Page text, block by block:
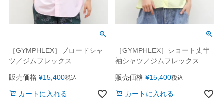
［GYMPHLEX］ブロードシャ
ツ／ジムフレックス
販売価格 ¥15,400税込
カートに入れる
［GYMPHLEX］ショート丈半
袖シャツ／ジムフレックス
販売価格 ¥15,400税込
カートに入れる